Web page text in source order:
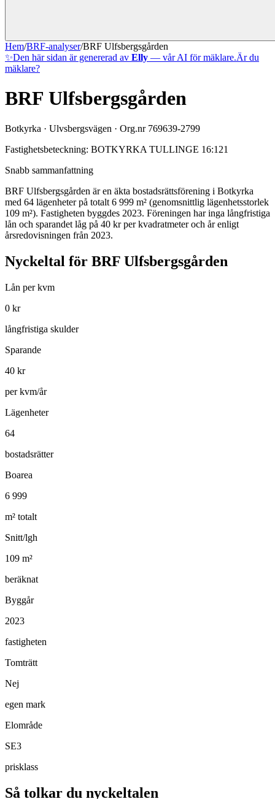
Hem/BRF-analyser/BRF Ulfsbergsgården
✨Den här sidan är genererad av Elly — vår AI för mäklare.Är du
mäklare?
BRF Ulfsbergsgården
Botkyrka · Ulvsbergsvägen · Org.nr 769639-2799
Fastighetsbeteckning: BOTKYRKA TULLINGE 16:121
Snabb sammanfattning
BRF Ulfsbergsgården är en äkta bostadsrättsförening i Botkyrka
med 64 lägenheter på totalt 6 999 m² (genomsnittlig lägenhetsstorlek
109 m²). Fastigheten byggdes 2023. Föreningen har inga långfristiga
lån och sparandet låg på 40 kr per kvadratmeter och år enligt
årsredovisningen från 2023.
Nyckeltal för BRF Ulfsbergsgården
Lån per kvm
0 kr
långfristiga skulder
Sparande
40 kr
per kvm/år
Lägenheter
64
bostadsrätter
Boarea
6 999
m² totalt
Snitt/lgh
109 m²
beräknat
Byggår
2023
fastigheten
Tomträtt
Nej
egen mark
Elområde
SE3
prisklass
Så tolkar du nyckeltalen